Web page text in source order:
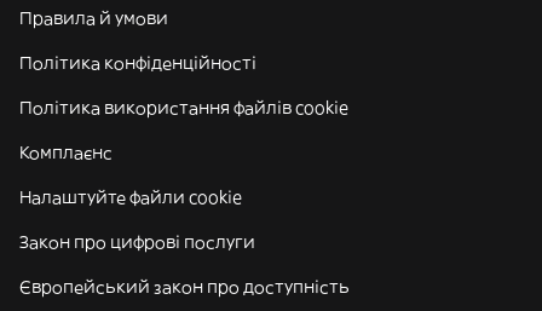
Правила й умови
Політика конфіденційності
Політика використання файлів cookie
Комплаєнс
Налаштуйте файли cookie
Закон про цифрові послуги
Європейський закон про доступність